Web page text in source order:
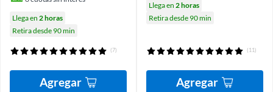
Llega en 2 horas
Retira desde 90 min
(7)
Agregar
Llega en 2 horas
Retira desde 90 min
(11)
Agregar